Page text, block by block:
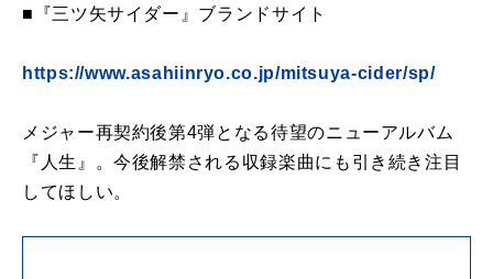
■『三ツ矢サイダー』ブランドサイト
https://www.asahiinryo.co.jp/mitsuya-cider/sp/
メジャー再契約後第4弾となる待望のニューアルバム
『人生』。今後解禁される収録楽曲にも引き続き注目
してほしい。